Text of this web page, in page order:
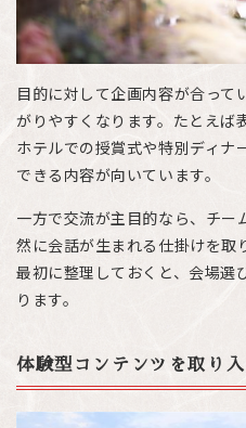
目的に対して企画内容が合って
がりやすくなります。たとえば
ホテルでの授賞式や特別ディナ
できる内容が向いています。
一方で交流が主目的なら、チー
然に会話が生まれる仕掛けを取
最初に整理しておくと、会場選
ります。
体験型コンテンツを取り入